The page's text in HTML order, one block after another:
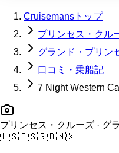
Cruisemansトップ
プリンセス・クル
グランド・プリン
口コミ・乗船記
7 Night Western
プリンセス・クルーズ · グ
🇺🇸🇧🇸🇬🇧🇲🇽